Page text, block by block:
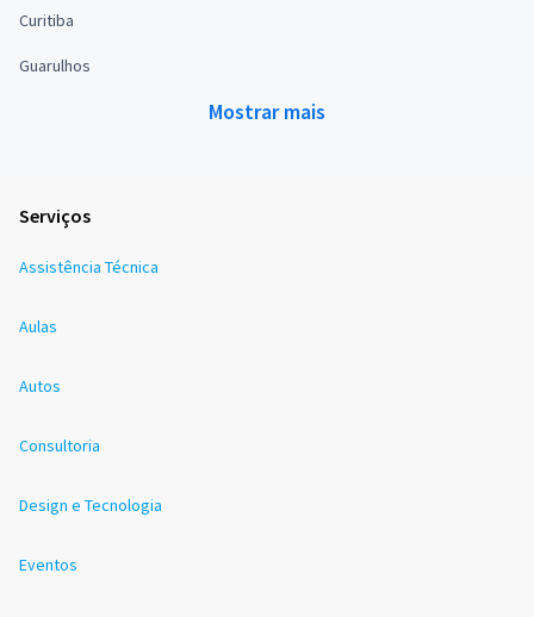
Curitiba
Guarulhos
Mostrar mais
Serviços
Assistência Técnica
Aulas
Autos
Consultoria
Design e Tecnologia
Eventos